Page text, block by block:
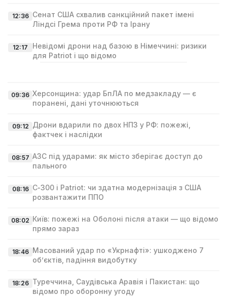
12:36 Сенат США схвалив санкційний пакет імені
Ліндсі Гремa проти РФ та Ірану
12:17
Невідомі дрони над базою в Німеччині: ризики
для Patriot і що відомо
09:36 Херсонщина: удар БпЛА по медзакладу — є
поранені, дані уточнюються
09:12 Дрони вдарили по двох НПЗ у РФ: пожежі,
фактчек і наслідки
08:57 АЗС під ударами: як місто зберігає доступ до
пального
08:16 С‑300 і Patriot: чи здатна модернізація з США
розвантажити ППО
08:02 Київ: пожежі на Оболоні після атаки — що відомо
прямо зараз
18:46 Масований удар по «Укрнафті»: ушкоджено 7
об’єктів, падіння видобутку
18:26 Туреччина, Саудівська Аравія і Пакистан: що
відомо про оборонну угоду